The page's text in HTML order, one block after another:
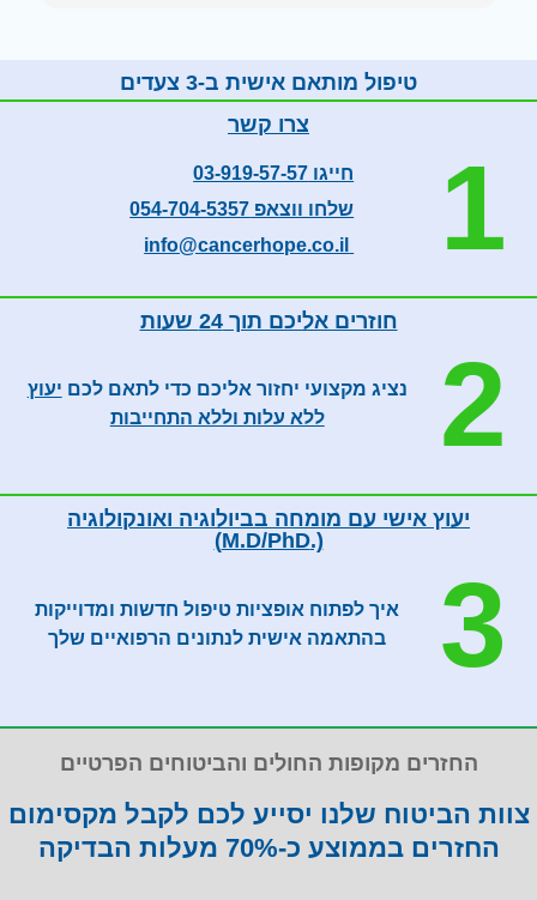
טיפול מותאם אישית ב-3 צעדים
צרו קשר
1
חייגו 03-919-57-57
שלחו ווצאפ 054-704-5357
חוזרים אליכם תוך 24 שעות
2 נציג מקצועי יחזור אליכם כדי לתאם לכם יעוץ
ללא עלות וללא התחייבות
יעוץ אישי עם מומחה בביולוגיה ואונקולוגיה
(.M.D/PhD)
3
איך לפתוח אופציות טיפול חדשות ומדוייקות
בהתאמה אישית לנתונים הרפואיים שלך
החזרים מקופות החולים והביטוחים הפרטיים
צוות הביטוח שלנו יסייע לכם לקבל מקסימום
החזרים בממוצע כ-70% מעלות הבדיקה